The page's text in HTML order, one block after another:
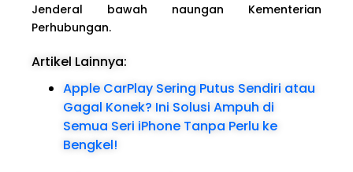
Jenderal bawah naungan Kementerian
Perhubungan.
Artikel Lainnya:
Apple CarPlay Sering Putus Sendiri atau
Gagal Konek? Ini Solusi Ampuh di
Semua Seri iPhone Tanpa Perlu ke
Bengkel!